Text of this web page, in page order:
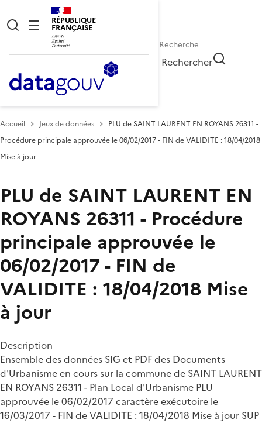
RÉPUBLIQUE
FRANÇAISE
Rechercher
Accueil Jeux de données
PLU de SAINT LAURENT EN ROYANS 26311 -
Procédure principale approuvée le 06/02/2017 - FIN de VALIDITE : 18/04/2018
Mise à jour
PLU de SAINT LAURENT EN
ROYANS 26311 - Procédure
principale approuvée le
06/02/2017 - FIN de
VALIDITE : 18/04/2018 Mise
à jour
Description
Ensemble des données SIG et PDF des Documents
d'Urbanisme en cours sur la commune de SAINT LAURENT
EN ROYANS 26311 - Plan Local d'Urbanisme PLU
approuvée le 06/02/2017 caractère exécutoire le
16/03/2017 - FIN de VALIDITE : 18/04/2018 Mise à jour SUP